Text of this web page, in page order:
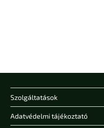
Szolgáltatások
Adatvédelmi tájékoztató